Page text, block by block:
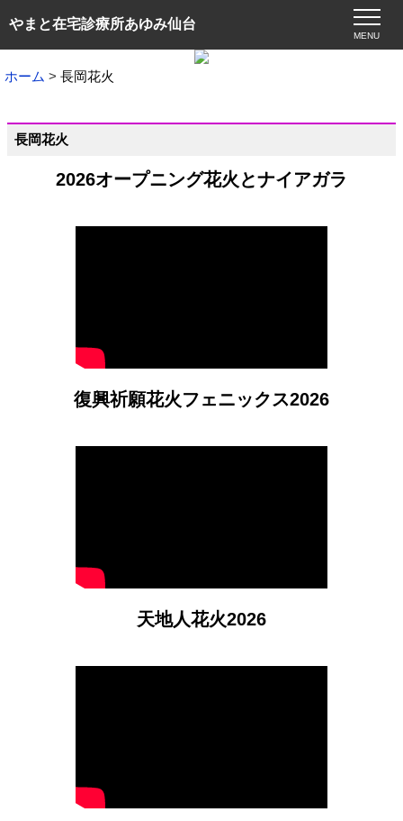
やまと在宅診療所あゆみ仙台
MENU
ホーム 長岡花火
長岡花火
2026オープニング花火とナイアガラ
復興祈願花火フェニックス2026
天地人花火2026